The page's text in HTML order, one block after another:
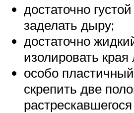
достаточно
заделать дыру;
достаточно
изолировать края
особо
скрепить две